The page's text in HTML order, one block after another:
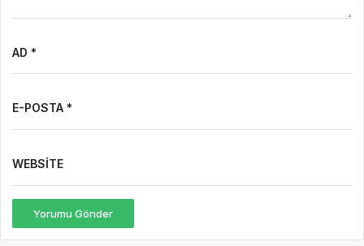
AD *
E-POSTA *
WEBSITE
Yorumu Gönder